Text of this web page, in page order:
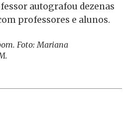
autografou dezenas
professores e alunos.
Foto: Mariana